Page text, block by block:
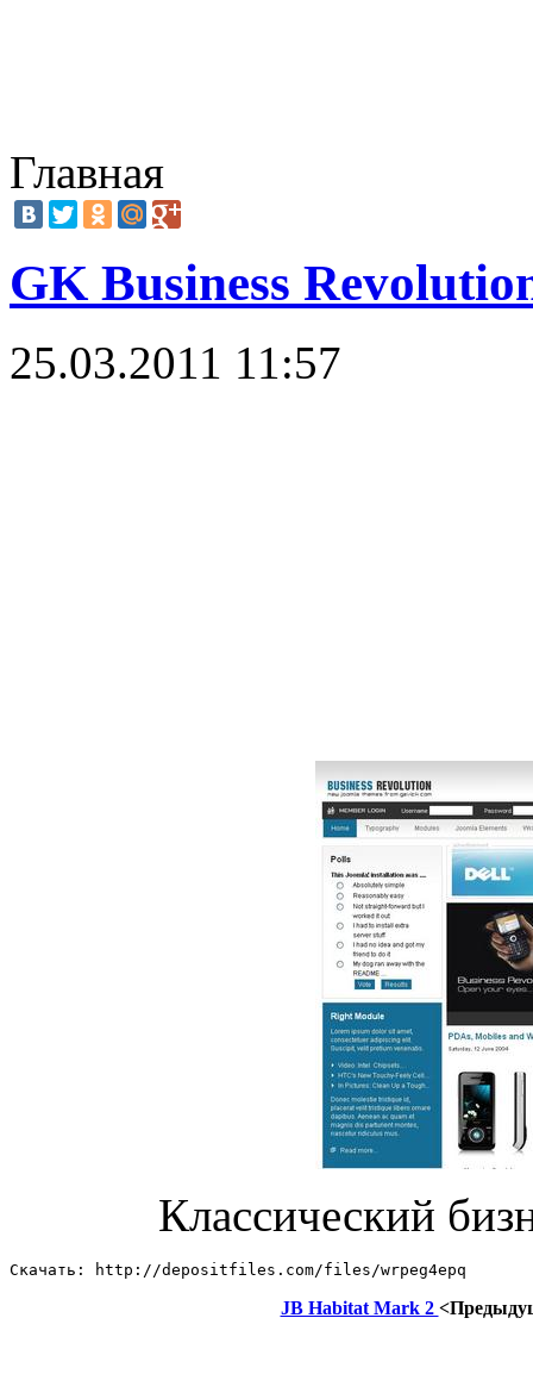
Главная
GK Business
25.03.2011 11:57
Классический
Скачать: http://depositfiles.com/files/wrpeg4epq
JB Habitat Mark 2